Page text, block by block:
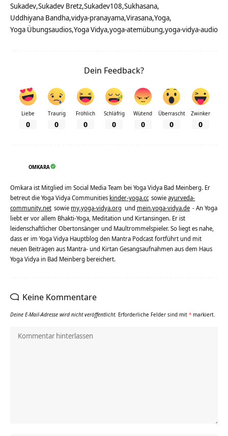
Sukadev Sukadev Bretz Sukadev108 Sukhasana
Uddhiyana Bandha vidya-pranayama Virasana Yoga
Yoga Übungsaudios Yoga Vidya yoga-atemübung yoga-vidya-audio
Dein Feedback?
Liebe
0
Traurig
0
Fröhlich
0
Schläfrig
0
Wütend
0
Überrascht
0
Zwinker
0
OMKARA
Omkara ist Mitglied im Social Media Team bei Yoga Vidya Bad Meinberg. Er
betreut die Yoga Vidya Communities kinder-yoga.cc sowieayurveda-
community.net sowie my.yoga-vidya.org und mein.yoga-vidya.de - An Yoga
liebt er vor allem Bhakti-Yoga, Meditation und Kirtansingen. Er ist
leidenschaftlicher Obertonsänger und Maultrommelspieler. So liegt es nahe,
dass er im Yoga Vidya Hauptblog den Mantra Podcast fortführt und mit
neuen Beiträgen aus Mantra- und Kirtan Gesangsaufnahmen aus dem Haus
Yoga Vidya in Bad Meinberg bereichert.
Keine Kommentare
Deine E-Mail-Adresse wird nicht veröffentlicht. Erforderliche Felder sind mit * markiert.